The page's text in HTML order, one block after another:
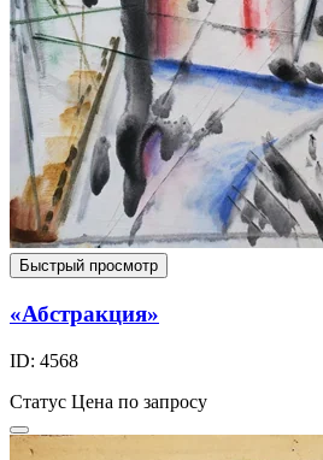
Быстрый просмотр
«Абстракция»
ID: 4568
Статус Цена по запросу